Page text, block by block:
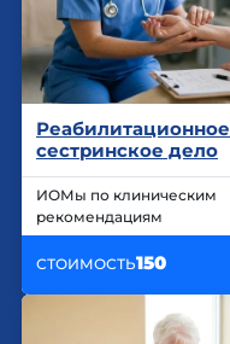
Реабилитационное
сестринское дело
ИОМы по клиническим
рекомендациям
СТОИМОСТЬ150